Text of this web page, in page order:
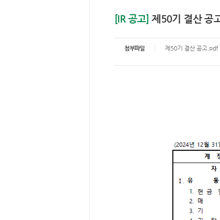
[IR 공고] 제50기 결산 공
첨부파일 제50기 결산 공고.pdf